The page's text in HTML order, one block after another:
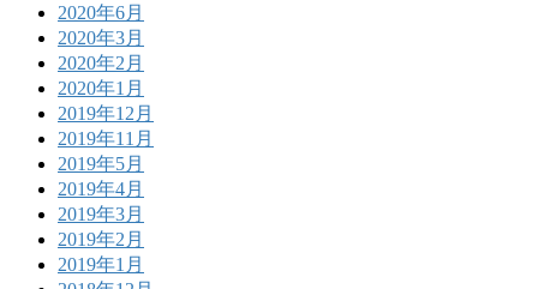
2020年6月
2020年3月
2020年2月
2020年1月
2019年12月
2019年11月
2019年5月
2019年4月
2019年3月
2019年2月
2019年1月